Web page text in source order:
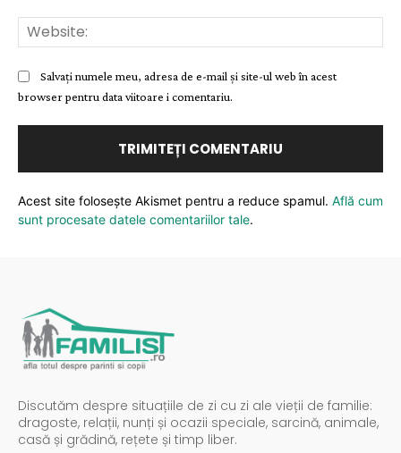
Salvați numele meu, adresa de e-mail și site-ul web în acest
browser pentru data viitoare i comentariu.
Acest site folosește Akismet pentru a reduce spamul. Află cum
sunt procesate datele comentariilor tale.
Discutăm despre situațiile de zi cu zi ale vieții de familie:
dragoste, relații, nunți și ocazii speciale, sarcină, animale,
casă și grădină, rețete și timp liber.